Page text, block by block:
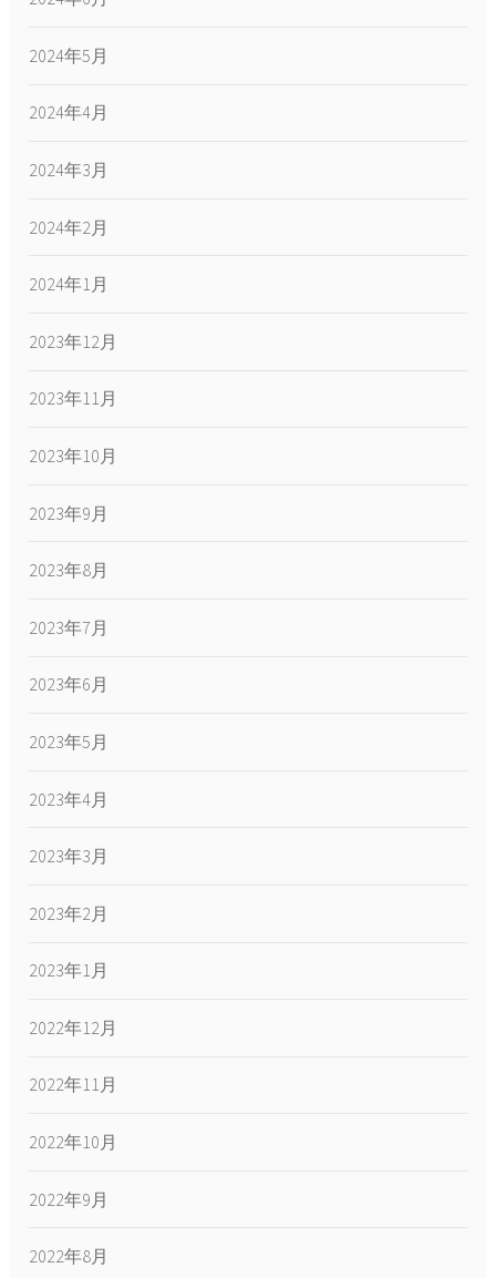
2024年5月
2024年4月
2024年3月
2024年2月
2024年1月
2023年12月
2023年11月
2023年10月
2023年9月
2023年8月
2023年7月
2023年6月
2023年5月
2023年4月
2023年3月
2023年2月
2023年1月
2022年12月
2022年11月
2022年10月
2022年9月
2022年8月